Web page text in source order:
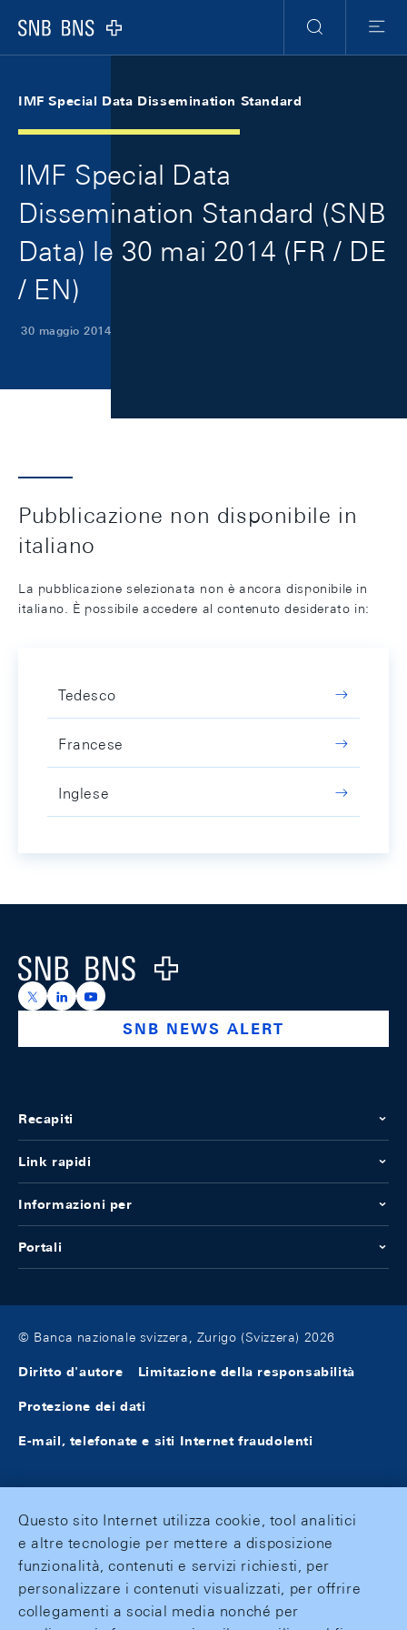
Logo
Ricerca
Menu
IMF Special Data Dissemination Standard
IMF Special Data
Dissemination Standard (SNB
Data) le 30 mai 2014 (FR / DE
/ EN)
30 maggio 2014
Pubblicazione non disponibile in
italiano
La pubblicazione selezionata non è ancora disponibile in
italiano. È possibile accedere al contenuto desiderato in:
Tedesco
Francese
Inglese
Logo
https://x.com/snb_bns
https://ch.linkedin.com/company/swiss-national-
https://www.youtube.com/@swissnationalbank
SNB NEWS ALERT
Recapiti
Link rapidi
Informazioni per
Portali
© Banca nazionale svizzera, Zurigo (Svizzera) 2026
Diritto d'autore Limitazione della responsabilità
Protezione dei dati
E-mail, telefonate e siti Internet fraudolenti
Questo sito Internet utilizza cookie, tool analitici
e altre tecnologie per mettere a disposizione
funzionalità, contenuti e servizi richiesti, per
personalizzare i contenuti visualizzati, per offrire
collegamenti a social media nonché per